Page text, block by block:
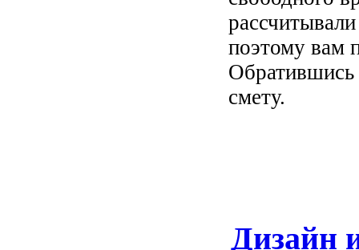
поэтому вам
Обратившись
смету.
Дизайн